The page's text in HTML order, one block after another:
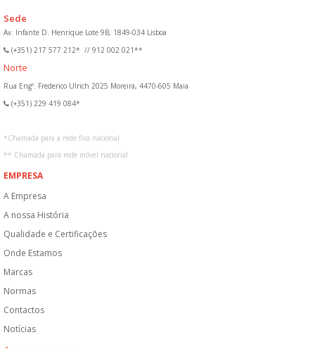
Sede
Av. Infante D. Henrique Lote 9B, 1849-034 Lisboa
(+351) 217 577 212* // 912 002 021**
Norte
Rua Engº. Frederico Ulrich 2025 Moreira, 4470-605 Maia
(+351) 229 419 084*
*Chamada para a rede fixa nacional
** Chamada para rede móvel nacional
EMPRESA
A Empresa
A nossa História
Qualidade e Certificações
Onde Estamos
Marcas
Normas
Contactos
Notícias